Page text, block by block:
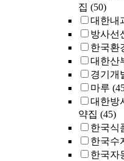
집 (50)
대한내
방사선
한국환
대한산
경기개
마루
대한방
약집 (45)
한국식
한국수
한국자